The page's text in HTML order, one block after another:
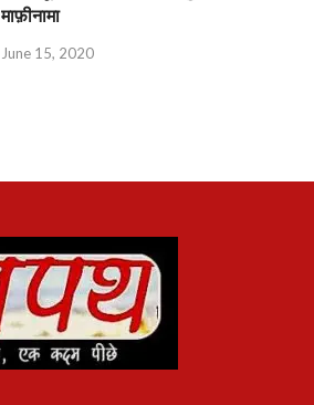
माफ़ीनामा
June 15, 2020